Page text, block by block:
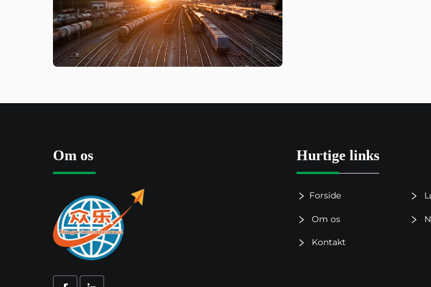
Om os Hurtige links
Forside
Om os
Kontakt